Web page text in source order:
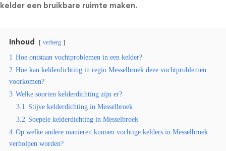
kelder een bruikbare ruimte maken.
Inhoud verberg
1 Hoe ontstaan vochtproblemen in een kelder?
2 Hoe kan kelderdichting in regio Messelbroek deze vochtproblemen
voorkomen?
3 Welke soorten kelderdichting zijn er?
3.1 Stijve kelderdichting in Messelbroek
3.2 Soepele kelderdichting in Messelbroek
4 Op welke andere manieren kunnen vochtige kelders in Messelbroek
verholpen worden?